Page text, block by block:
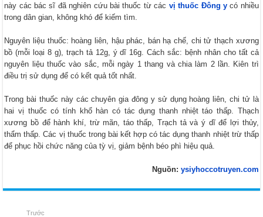
này các bác sĩ đã nghiên cứu bài thuốc từ các vị thuốc Đông y có nhiều
trong dân gian, không khó để kiếm tìm.
Nguyên liệu thuốc: hoàng liên, hậu phác, bán hạ chế, chi tử thạch xương
bồ (mỗi loại 8 g), trạch tả 12g, ý dĩ 16g. Cách sắc: bệnh nhân cho tất cả
nguyên liệu thuốc vào sắc, mỗi ngày 1 thang và chia làm 2 lần. Kiên trì
điều trị sử dụng để có kết quả tốt nhất.
Trong bài thuốc này các chuyên gia đông y sử dụng hoàng liên, chi tử là
hai vị thuốc có tính khổ hàn có tác dụng thanh nhiệt táo thấp. Thạch
xương bồ để hành khí, trừ mãn, táo thấp, Trạch tả và ý dĩ để lợi thủy,
thẩm thấp. Các vị thuốc trong bài kết hợp có tác dụng thanh nhiệt trừ thấp
để phục hồi chức năng của tỳ vị, giảm bệnh béo phì hiệu quả.
Nguồn: ysiyhoccotruyen.com
Trước